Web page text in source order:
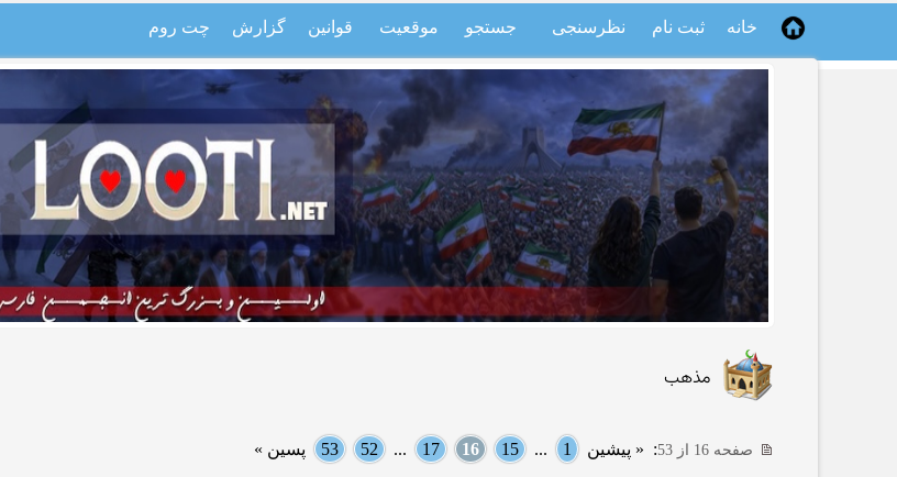
خانه ثبت نام نظرسنجی جستجو موقعیت قوانین گزارش چت روم
مذهب
صفحه 16 از 53 : « پیشین 1
...
15
16
17
...
52
53 پسین »